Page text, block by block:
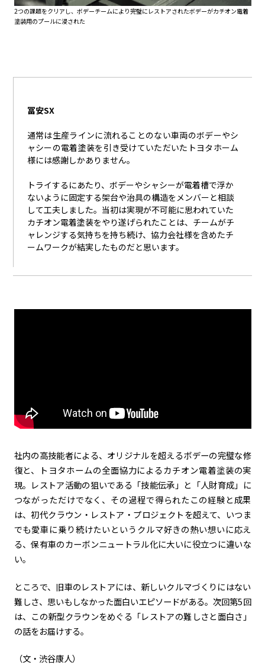
2つの課題をクリアし、ボデーチームにより完璧にレストアされたボデーがカチオン電着
塗装用のプールに浸された
冨安SX
通常は生産ラインに流れることのない車両のボデーやシ
ャシーの電着塗装を引き受けていただいたトヨタホーム
様には感謝しかありません。
トライするにあたり、ボデーやシャシーが電着槽で浮か
ないように固定する架台や治具の構造をメンバーと相談
して工夫しました。当初は実現が不可能に思われていた
カチオン電着塗装をやり遂げられたことは、チームがチ
ャレンジする気持ちを持ち続け、協力会社様を含めたチ
ームワークが結実したものだと思います。
社内の高技能者による、オリジナルを超えるボデーの完璧な修
復と、トヨタホームの全面協力によるカチオン電着塗装の実
現。レストア活動の狙いである「技能伝承」と「人財育成」に
つながっただけでなく、その過程で得られたこの経験と成果
は、初代クラウン・レストア・プロジェクトを超えて、いつま
でも愛車に乗り続けたいというクルマ好きの熱い想いに応え
る、保有車のカーボンニュートラル化に大いに役立つに違いな
い。
ところで、旧車のレストアには、新しいクルマづくりにはない
難しさ、思いもしなかった面白いエピソードがある。次回第5回
は、この新型クラウンをめぐる「レストアの難しさと面白さ」
の話をお届けする。
（文・渋谷康人）